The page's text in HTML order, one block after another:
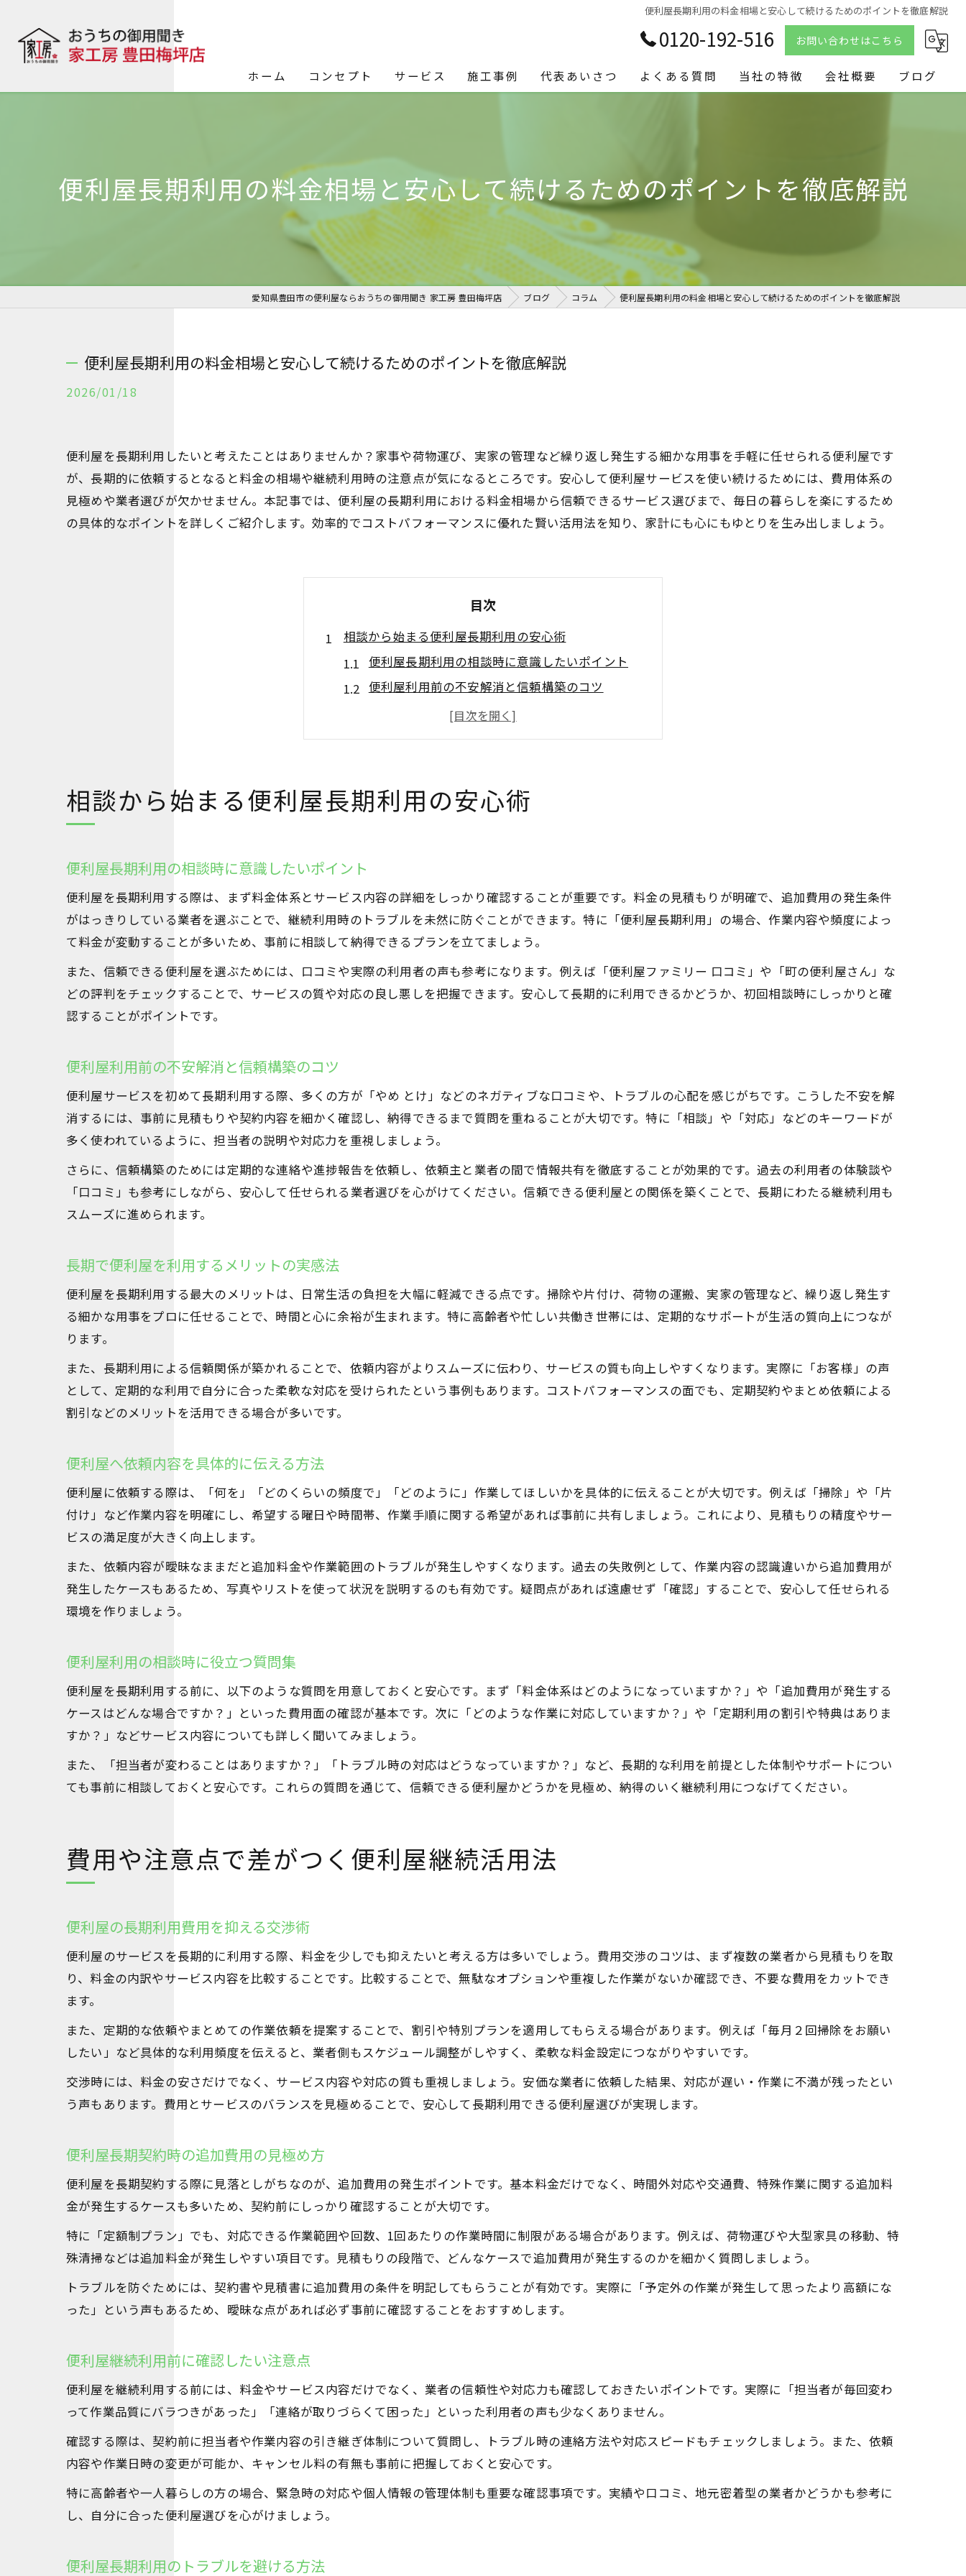
便利屋長期利用の料金相場と安心して続けるためのポイントを徹底解説
0120-192-516 お問い合わせはこちら
ホーム コンセプト サービス 施工事例 代表あいさつ よくある質問 当社の特徴
ハウスクリーニング
遺品整理
会社概要 ブログ
便利屋長期利用の料金相場と安心して続けるためのポイントを徹底解説
愛知県豊田市の便利屋ならおうちの御用聞き 家工房 豊田梅坪店 ブログ コラム 便利屋長期利用の料金相場と安心して続けるためのポイントを徹底解説
便利屋長期利用の料金相場と安心して続けるためのポイントを徹底解説
2026/01/18
便利屋を長期利用したいと考えたことはありませんか？家事や荷物運び、実家の管理など繰り返し発生する細かな用事を手軽に任せられる便利屋です
が、長期的に依頼するとなると料金の相場や継続利用時の注意点が気になるところです。安心して便利屋サービスを使い続けるためには、費用体系の
見極めや業者選びが欠かせません。本記事では、便利屋の長期利用における料金相場から信頼できるサービス選びまで、毎日の暮らしを楽にするため
の具体的なポイントを詳しくご紹介します。効率的でコストパフォーマンスに優れた賢い活用法を知り、家計にも心にもゆとりを生み出しましょう。
目次
相談から始まる便利屋長期利用の安心術
便利屋長期利用の相談時に意識したいポイント
便利屋利用前の不安解消と信頼構築のコツ
長期で便利屋を利用するメリットの実感法
便利屋へ依頼内容を具体的に伝える方法
費用や注意点で差がつく便利屋継続活用法
便利屋の長期利用費用を抑える交渉術
便利屋長期利用のトラブルを避ける方法
便利屋長期活用で得する料金プランの選び方
暮らしの時短を叶える便利屋長期サポートの魅力
便利屋長期利用で家事負担を軽減する極意
便利屋を活用した効率的な時間の使い方
信頼を築く便利屋長期利用の選び方ガイド
便利屋選びで重視したい信頼ポイント
便利屋長期利用前の口コミと評判の見方
便利屋との信頼関係を長く築く秘訣
便利屋長期利用でトラブルを防ぐ選び方
便利屋長期契約時の費用目安を分かりやすく解説
便利屋サービス内容ごとの料金相場を知ろう
便利屋利用の料金内訳と追加費用の注意点
便利屋を長期契約する際の押さえどころ
便利屋長期契約時のプラン比較ポイント
便利屋長期利用で見落としがちな費用項目
相談から始まる便利屋長期利用の安心術
便利屋長期利用の相談時に意識したいポイント
便利屋を長期利用する際は、まず料金体系とサービス内容の詳細をしっかり確認することが重要です。料金の見積もりが明確で、追加費用の発生条件
がはっきりしている業者を選ぶことで、継続利用時のトラブルを未然に防ぐことができます。特に「便利屋長期利用」の場合、作業内容や頻度によっ
て料金が変動することが多いため、事前に相談して納得できるプランを立てましょう。
また、信頼できる便利屋を選ぶためには、口コミや実際の利用者の声も参考になります。例えば「便利屋ファミリー 口コミ」や「町の便利屋さん」な
どの評判をチェックすることで、サービスの質や対応の良し悪しを把握できます。安心して長期的に利用できるかどうか、初回相談時にしっかりと確
認することがポイントです。
便利屋利用前の不安解消と信頼構築のコツ
便利屋サービスを初めて長期利用する際、多くの方が「やめ とけ」などのネガティブな口コミや、トラブルの心配を感じがちです。こうした不安を解
消するには、事前に見積もりや契約内容を細かく確認し、納得できるまで質問を重ねることが大切です。特に「相談」や「対応」などのキーワードが
多く使われているように、担当者の説明や対応力を重視しましょう。
さらに、信頼構築のためには定期的な連絡や進捗報告を依頼し、依頼主と業者の間で情報共有を徹底することが効果的です。過去の利用者の体験談や
「口コミ」も参考にしながら、安心して任せられる業者選びを心がけてください。信頼できる便利屋との関係を築くことで、長期にわたる継続利用も
スムーズに進められます。
長期で便利屋を利用するメリットの実感法
便利屋を長期利用する最大のメリットは、日常生活の負担を大幅に軽減できる点です。掃除や片付け、荷物の運搬、実家の管理など、繰り返し発生す
る細かな用事をプロに任せることで、時間と心に余裕が生まれます。特に高齢者や忙しい共働き世帯には、定期的なサポートが生活の質向上につなが
ります。
また、長期利用による信頼関係が築かれることで、依頼内容がよりスムーズに伝わり、サービスの質も向上しやすくなります。実際に「お客様」の声
として、定期的な利用で自分に合った柔軟な対応を受けられたという事例もあります。コストパフォーマンスの面でも、定期契約やまとめ依頼による
割引などのメリットを活用できる場合が多いです。
便利屋へ依頼内容を具体的に伝える方法
便利屋に依頼する際は、「何を」「どのくらいの頻度で」「どのように」作業してほしいかを具体的に伝えることが大切です。例えば「掃除」や「片
付け」など作業内容を明確にし、希望する曜日や時間帯、作業手順に関する希望があれば事前に共有しましょう。これにより、見積もりの精度やサー
ビスの満足度が大きく向上します。
また、依頼内容が曖昧なままだと追加料金や作業範囲のトラブルが発生しやすくなります。過去の失敗例として、作業内容の認識違いから追加費用が
発生したケースもあるため、写真やリストを使って状況を説明するのも有効です。疑問点があれば遠慮せず「確認」することで、安心して任せられる
環境を作りましょう。
便利屋利用の相談時に役立つ質問集
便利屋を長期利用する前に、以下のような質問を用意しておくと安心です。まず「料金体系はどのようになっていますか？」や「追加費用が発生する
ケースはどんな場合ですか？」といった費用面の確認が基本です。次に「どのような作業に対応していますか？」や「定期利用の割引や特典はありま
すか？」などサービス内容についても詳しく聞いてみましょう。
また、「担当者が変わることはありますか？」「トラブル時の対応はどうなっていますか？」など、長期的な利用を前提とした体制やサポートについ
ても事前に相談しておくと安心です。これらの質問を通じて、信頼できる便利屋かどうかを見極め、納得のいく継続利用につなげてください。
費用や注意点で差がつく便利屋継続活用法
便利屋の長期利用費用を抑える交渉術
便利屋のサービスを長期的に利用する際、料金を少しでも抑えたいと考える方は多いでしょう。費用交渉のコツは、まず複数の業者から見積もりを取
り、料金の内訳やサービス内容を比較することです。比較することで、無駄なオプションや重複した作業がないか確認でき、不要な費用をカットでき
ます。
また、定期的な依頼やまとめての作業依頼を提案することで、割引や特別プランを適用してもらえる場合があります。例えば「毎月２回掃除をお願い
したい」など具体的な利用頻度を伝えると、業者側もスケジュール調整がしやすく、柔軟な料金設定につながりやすいです。
交渉時には、料金の安さだけでなく、サービス内容や対応の質も重視しましょう。安価な業者に依頼した結果、対応が遅い・作業に不満が残ったとい
う声もあります。費用とサービスのバランスを見極めることで、安心して長期利用できる便利屋選びが実現します。
便利屋長期契約時の追加費用の見極め方
便利屋を長期契約する際に見落としがちなのが、追加費用の発生ポイントです。基本料金だけでなく、時間外対応や交通費、特殊作業に関する追加料
金が発生するケースも多いため、契約前にしっかり確認することが大切です。
特に「定額制プラン」でも、対応できる作業範囲や回数、1回あたりの作業時間に制限がある場合があります。例えば、荷物運びや大型家具の移動、特
殊清掃などは追加料金が発生しやすい項目です。見積もりの段階で、どんなケースで追加費用が発生するのかを細かく質問しましょう。
トラブルを防ぐためには、契約書や見積書に追加費用の条件を明記してもらうことが有効です。実際に「予定外の作業が発生して思ったより高額にな
った」という声もあるため、曖昧な点があれば必ず事前に確認することをおすすめします。
便利屋継続利用前に確認したい注意点
便利屋を継続利用する前には、料金やサービス内容だけでなく、業者の信頼性や対応力も確認しておきたいポイントです。実際に「担当者が毎回変わ
って作業品質にバラつきがあった」「連絡が取りづらくて困った」といった利用者の声も少なくありません。
確認する際は、契約前に担当者や作業内容の引き継ぎ体制について質問し、トラブル時の連絡方法や対応スピードもチェックしましょう。また、依頼
内容や作業日時の変更が可能か、キャンセル料の有無も事前に把握しておくと安心です。
特に高齢者や一人暮らしの方の場合、緊急時の対応や個人情報の管理体制も重要な確認事項です。実績や口コミ、地元密着型の業者かどうかも参考に
し、自分に合った便利屋選びを心がけましょう。
便利屋長期利用のトラブルを避ける方法